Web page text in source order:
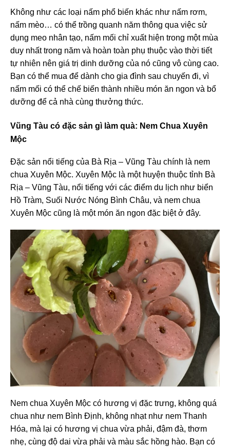
Không như các loại nấm phổ biến khác như nấm rơm,
nấm mèo… có thể trồng quanh năm thông qua việc sử
dụng meo nhân tạo, nấm mối chỉ xuất hiện trong một mùa
duy nhất trong năm và hoàn toàn phụ thuộc vào thời tiết
tự nhiên nên giá trị dinh dưỡng của nó cũng vô cùng cao.
Bạn có thể mua để dành cho gia đình sau chuyến đi, vì
nấm mối có thể chế biến thành nhiều món ăn ngon và bổ
dưỡng để cả nhà cùng thưởng thức.
Vũng Tàu có đặc sản gì làm quà: Nem Chua Xuyên
Mộc
Đặc sản nổi tiếng của Bà Rịa – Vũng Tàu chính là nem
chua Xuyên Mộc. Xuyên Mộc là một huyện thuộc tỉnh Bà
Rịa – Vũng Tàu, nổi tiếng với các điểm du lịch như biển
Hồ Tràm, Suối Nước Nóng Bình Châu, và nem chua
Xuyên Mộc cũng là một món ăn ngon đặc biệt ở đây.
Nem chua Xuyên Mộc có hương vị đặc trưng, không quá
chua như nem Bình Định, không nhạt như nem Thanh
Hóa, mà lại có hương vị chua vừa phải, đậm đà, thơm
nhẹ, cùng độ dai vừa phải và màu sắc hồng hào. Bạn có